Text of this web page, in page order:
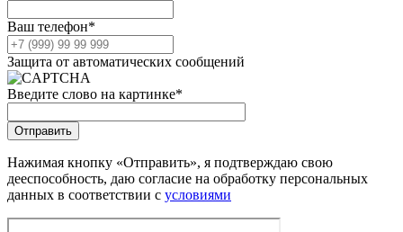
Ваш телефон*
Защита от автоматических сообщений
Введите слово на картинке*
Нажимая кнопку «Отправить», я подтверждаю свою
дееспособность, даю согласие на обработку персональных
данных в соответствии с условиями